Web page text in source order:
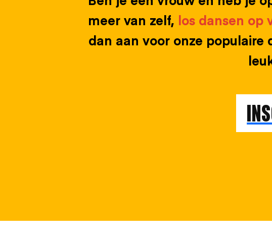
meer van zelf, los dansen op
dan aan voor onze populaire